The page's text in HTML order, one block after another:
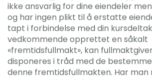
ikke ansvarlig for dine eiendeler
og har ingen plikt til å erstatte
tapt i forbindelse med din
vedkommende opprettet en såkalt
«fremtidsfullmakt», kan
disponeres i tråd med de
denne fremtidsfullmakten. Har